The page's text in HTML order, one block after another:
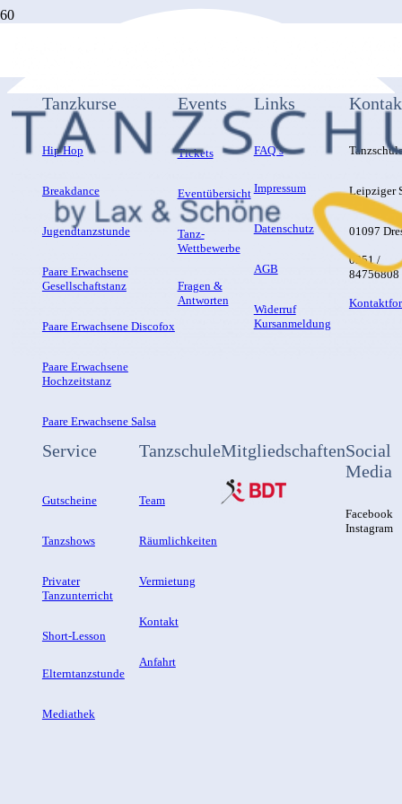
Tanzkurse
Hip Hop
Breakdance
Jugendtanzstunde
Paare Erwachsene
Gesellschaftstanz
Paare Erwachsene Discofox
Paare Erwachsene
Hochzeitstanz
Paare Erwachsene Salsa
Events
Tickets
Eventübersicht
Tanz-
Wettbewerbe
Fragen &
Antworten
Links
FAQ´s
Impressum
Datenschutz
AGB
Widerruf
Kursanmeldung
Leipziger
01097
0351 /
84756808
Service
Gutscheine
Tanzshows
Privater
Tanzunterricht
Short-Lesson
Elterntanzstunde
Mediathek
Tanzschule
Team
Räumlichkeiten
Vermietung
Kontakt
Anfahrt
MitgliedschaftenSocial
Media
Facebook
Instagram